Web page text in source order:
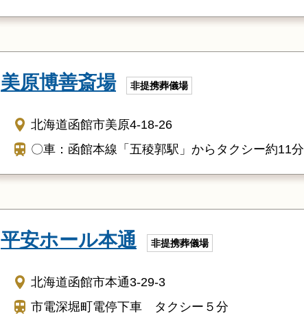
美原博善斎場 非提携葬儀場
北海道函館市美原4-18-26
〇車：函館本線「五稜郭駅」からタクシー約11分
平安ホール本通 非提携葬儀場
北海道函館市本通3-29-3
市電深堀町電停下車 タクシー５分